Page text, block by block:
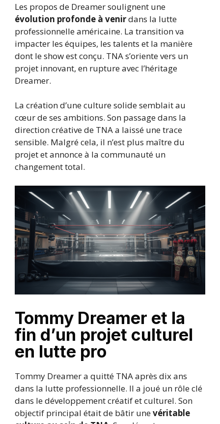
Les propos de Dreamer soulignent une
évolution profonde à venirdans la lutte
professionnelle américaine. La transition va
impacter les équipes, les talents et la manière
dont le show est conçu. TNA s’oriente vers un
projet innovant, en rupture avec l’héritage
Dreamer.
La création d’une culture solide semblait au
cœur de ses ambitions. Son passage dans la
direction créative de TNA a laissé une trace
sensible. Malgré cela, il n’est plus maître du
projet et annonce à la communauté un
changement total.
Tommy Dreamer et la
fin d’un projet culturel
en lutte pro
Tommy Dreamer a quitté TNA après dix ans
dans la lutte professionnelle. Il a joué un rôle clé
dans le développement créatif et culturel. Son
objectif principal était de bâtir unevéritable